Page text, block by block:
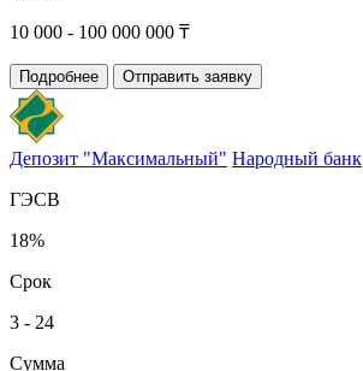
10 000 - 100 000 000 ₸
Подробнее Отправить заявку
Депозит "Максимальный" Народный банк
ГЭСВ
18%
Срок
3 - 24
Сумма